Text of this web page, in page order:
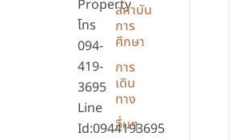
Property
โทร
094-
419-
3695
Line
Id:0944193695
สถาบัน
การ
ศึกษา
การ
เดิน
ทาง
อื่นๆ